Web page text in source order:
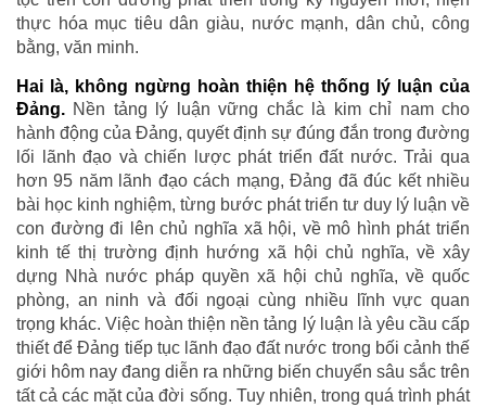
thực hóa mục tiêu dân giàu, nước mạnh, dân chủ, công
bằng, văn minh.
Hai là, không ngừng hoàn thiện hệ thống lý luận của
Đảng. Nền tảng lý luận vững chắc là kim chỉ nam cho
hành động của Đảng, quyết định sự đúng đắn trong đường
lối lãnh đạo và chiến lược phát triển đất nước. Trải qua
hơn 95 năm lãnh đạo cách mạng, Đảng đã đúc kết nhiều
bài học kinh nghiệm, từng bước phát triển tư duy lý luận về
con đường đi lên chủ nghĩa xã hội, về mô hình phát triển
kinh tế thị trường định hướng xã hội chủ nghĩa, về xây
dựng Nhà nước pháp quyền xã hội chủ nghĩa, về quốc
phòng, an ninh và đối ngoại cùng nhiều lĩnh vực quan
trọng khác. Việc hoàn thiện nền tảng lý luận là yêu cầu cấp
thiết để Đảng tiếp tục lãnh đạo đất nước trong bối cảnh thế
giới hôm nay đang diễn ra những biến chuyển sâu sắc trên
tất cả các mặt của đời sống. Tuy nhiên, trong quá trình phát